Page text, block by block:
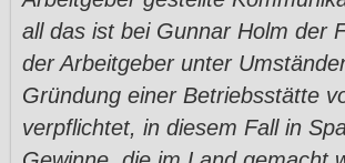
all das ist bei Gunnar Holm der
der Arbeitgeber unter
Gründung einer Betriebsstätte
verpflichtet, in diesem Fall in